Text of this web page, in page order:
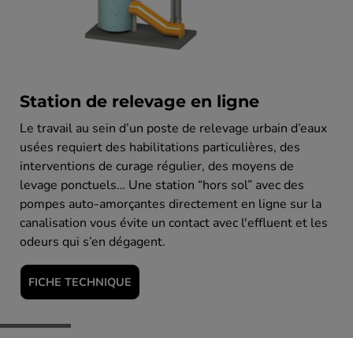
Station de relevage en ligne
Le travail au sein d’un poste de relevage urbain d’eaux
usées requiert des habilitations particulières, des
interventions de curage régulier, des moyens de
levage ponctuels… Une station “hors sol” avec des
pompes auto-amorçantes directement en ligne sur la
canalisation vous évite un contact avec l'effluent et les
odeurs qui s’en dégagent.
FICHE TECHNIQUE